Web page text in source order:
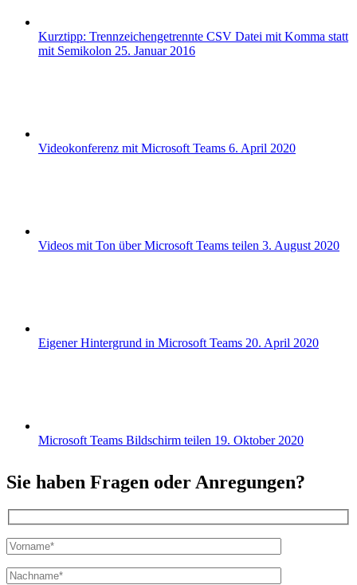
Kurztipp: Trennzeichengetrennte CSV Datei mit Komma statt
mit Semikolon 25. Januar 2016
Videokonferenz mit Microsoft Teams 6. April 2020
Videos mit Ton über Microsoft Teams teilen 3. August 2020
Eigener Hintergrund in Microsoft Teams 20. April 2020
Microsoft Teams Bildschirm teilen 19. Oktober 2020
Sie haben Fragen oder Anregungen?